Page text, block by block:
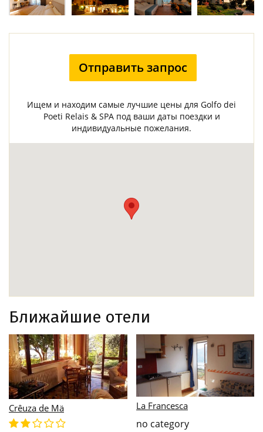
Отправить запрос
Ищем и находим самые лучшие цены для Golfo dei
Poeti Relais & SPA под ваши даты поездки и
индивидуальные пожелания.
Ближайшие отели
Crêuza de Mä La Francesca
no category